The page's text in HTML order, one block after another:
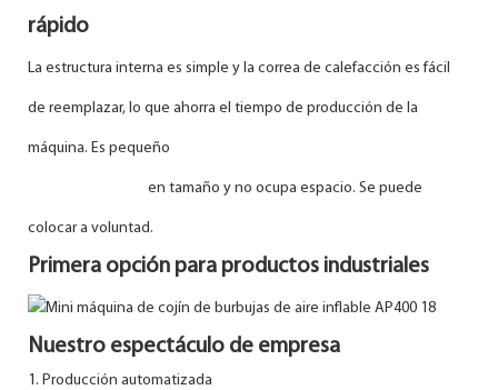
rápido
La estructura interna es simple y la correa de calefacción es fácil
de reemplazar, lo que ahorra el tiempo de producción de la
máquina. Es pequeño
en tamaño y no ocupa espacio. Se puede
colocar a voluntad.
Primera opción para productos industriales
Nuestro espectáculo de empresa
1. Producción automatizada